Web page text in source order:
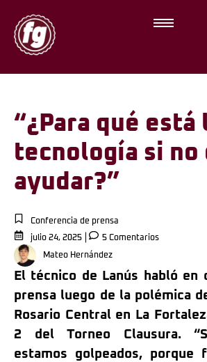
“¿Para qué está
tecnología si no
ayudar?”
Conferencia de prensa
julio 24, 2025
5 Comentarios
Mateo Hernández
El técnico de Lanús habló en
prensa luego de la polémica
Rosario Central en La
2 del Torneo Clausura.
estamos golpeados, porque